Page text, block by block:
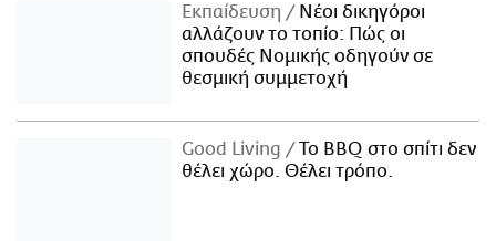
Εκπαίδευση
Νέοι δικηγόροι
αλλάζουν το τοπίο: Πώς οι
σπουδές Νομικής οδηγούν σε
θεσμική συμμετοχή
Good Living
Το BBQ στο σπίτι δεν
θέλει χώρο. Θέλει τρόπο.